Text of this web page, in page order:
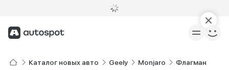
Каталог новых авто Geely Monjaro Флагман